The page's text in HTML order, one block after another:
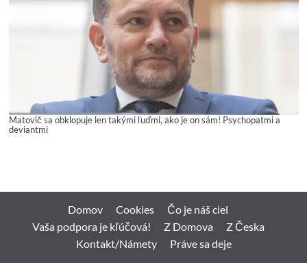
Matovič sa obklopuje len takými ľuďmi, ako je on sám! Psychopatmi a
deviantmi
Domov Cookies
Čo je náš ciel
Vaša podpora je kľúčová!
Z Domova
Z Česka
Kontakt/Námety
Práve sa deje